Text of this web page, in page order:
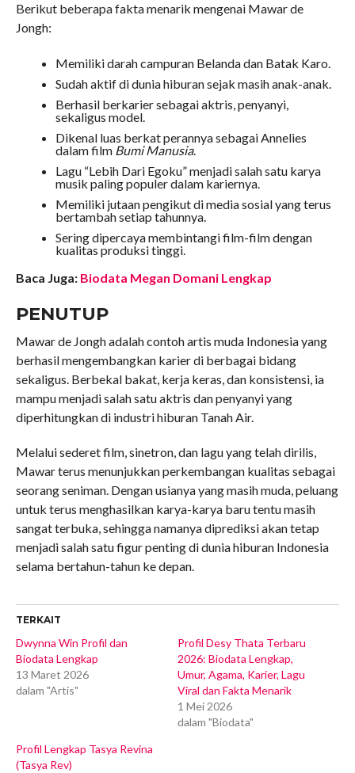
Berikut beberapa fakta menarik mengenai Mawar de
Jongh:
Memiliki darah campuran Belanda dan Batak Karo.
Sudah aktif di dunia hiburan sejak masih anak-anak.
Berhasil berkarier sebagai aktris, penyanyi,
sekaligus model.
Dikenal luas berkat perannya sebagai Annelies
dalam film Bumi Manusia.
Lagu “Lebih Dari Egoku” menjadi salah satu karya
musik paling populer dalam kariernya.
Memiliki jutaan pengikut di media sosial yang terus
bertambah setiap tahunnya.
Sering dipercaya membintangi film-film dengan
kualitas produksi tinggi.
Baca Juga: Biodata Megan Domani Lengkap
PENUTUP
Mawar de Jongh adalah contoh artis muda Indonesia yang
berhasil mengembangkan karier di berbagai bidang
sekaligus. Berbekal bakat, kerja keras, dan konsistensi, ia
mampu menjadi salah satu aktris dan penyanyi yang
diperhitungkan di industri hiburan Tanah Air.
Melalui sederet film, sinetron, dan lagu yang telah dirilis,
Mawar terus menunjukkan perkembangan kualitas sebagai
seorang seniman. Dengan usianya yang masih muda, peluang
untuk terus menghasilkan karya-karya baru tentu masih
sangat terbuka, sehingga namanya diprediksi akan tetap
menjadi salah satu figur penting di dunia hiburan Indonesia
selama bertahun-tahun ke depan.
TERKAIT
Dwynna Win Profil dan
Biodata Lengkap
13 Maret 2026
dalam "Artis"
Profil Desy Thata Terbaru
2026: Biodata Lengkap,
Umur, Agama, Karier, Lagu
Viral dan Fakta Menarik
1 Mei 2026
dalam "Biodata"
Profil Lengkap Tasya Revina
(Tasya Rev)